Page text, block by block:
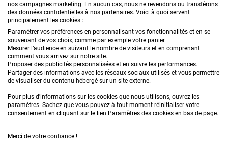
PRODUITS
CONSEILS
FAQ
DEMANDE DE DEVIS
nos campagnes marketing. En aucun cas, nous ne revendons ou transférons
des données confidentielles à nos partenaires. Voici à quoi servent
principalement les cookies :
Paramétrer vos préférences en personnalisant vos fonctionnalités et en se
souvenant de vos choix, comme par exemple votre panier
Mesurer l’audience en suivant le nombre de visiteurs et en comprenant
comment vous arrivez sur notre site.
Proposer des publicités personnalisées et en suivre les performances.
Partager des informations avec les réseaux sociaux utilisés et vous permettre
de visualiser du contenu hébergé sur un site externe.
Pour plus d'informations sur les cookies que nous utilisons, ouvrez les
paramètres. Sachez que vous pouvez à tout moment réinitialiser votre
consentement en cliquant sur le lien Paramètres des cookies en bas de page.
Merci de votre confiance !